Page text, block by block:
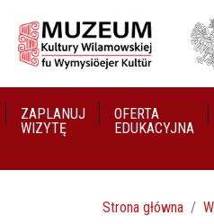
ZAPLANUJ
WIZYTĘ
OFERTA
EDUKACYJNA
Strona główna